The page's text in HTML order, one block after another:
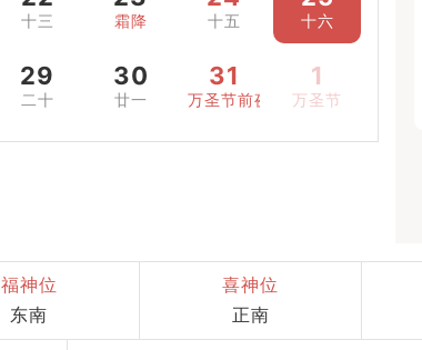
十三 霜降 十五 十六
29
二十
30
廿一
31
万圣节前夜
1
万圣节
福神位
东南
喜神位
正南